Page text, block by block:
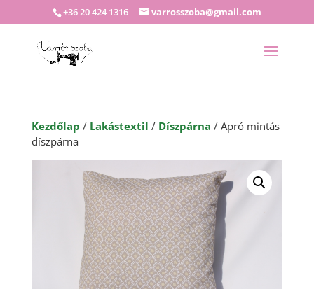
+36 20 424 1316 varrosszoba@gmail.com
Kezdőlap / Lakástextil / Díszpárna / Apró mintás
díszpárna